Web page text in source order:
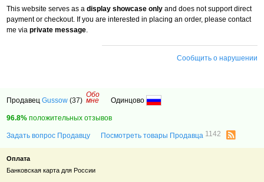
This website serves as adisplay showcase only and does not support direct
payment or checkout. If you are interested in placing an order, please contact
me viaprivate message.
Сообщить о нарушении
ПродавецGussow (37)
Обо
мне Одинцово
96.8% положительных отзывов
Задать вопрос Продавцу Посмотреть товары Продавца 1142
Оплата
Банковская карта для России